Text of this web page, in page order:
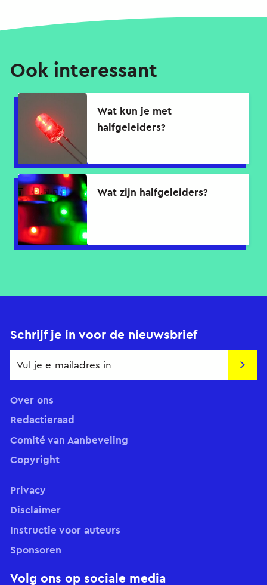
Ook interessant
Wat kun je met
halfgeleiders?
Wat zijn halfgeleiders?
Schrijf je in voor de nieuwsbrief
Over ons
Redactieraad
Comité van Aanbeveling
Copyright
Volg ons op sociale media
Privacy
Disclaimer
Instructie voor auteurs
Sponsoren